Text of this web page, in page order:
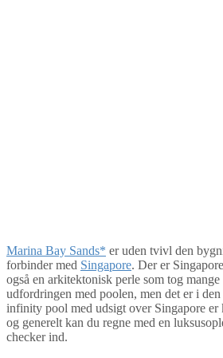
Marina Bay Sands* er uden tvivl den
forbinder med Singapore. Der er
også en arkitektonisk perle som tog
udfordringen med poolen, men det er i
infinity pool med udsigt over Singapore er
og generelt kan du regne med en
checker ind.